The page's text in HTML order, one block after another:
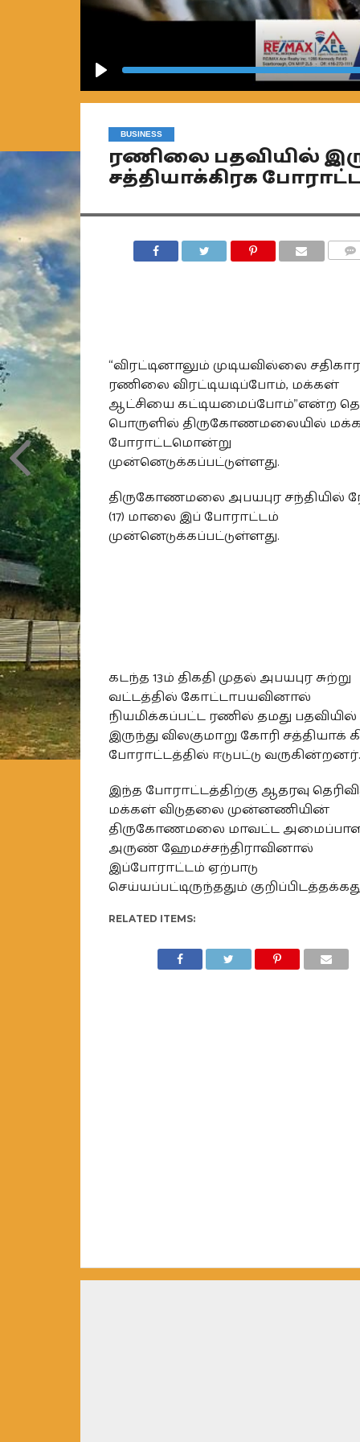
BUSINESS
ரணிலை பதவியில்
சத்தியாக்கிரக
“விரட்டினாலும் முடியவில்லை சதிகார
ரணிலை விரட்டியடிப்போம், மக்கள்
ஆட்சியை கட்டியமைப்போம்”என்ற
பொருளில் திருகோணமலையில்
போராட்டமொன்று
முன்னெடுக்கப்பட்டுள்ளது.
திருகோணமலை அபயபுர சந்தியில்
(17) மாலை இப் போராட்டம்
முன்னெடுக்கப்பட்டுள்ளது.
கடந்த 13ம் திகதி முதல் அபயபுர சுற்று
வட்டத்தில் கோட்டாபயவினால்
நியமிக்கப்பட்ட ரணில் தமது பதவியில்
இருந்து விலகுமாறு கோரி சத்தியாக்
போராட்டத்தில் ஈடுபட்டு வருகின்றனர்.
இந்த போராட்டத்திற்கு ஆதரவு
மக்கள் விடுதலை முன்னணியின்
திருகோணமலை மாவட்ட
அருண் ஹேமச்சந்திராவினால்
இப்போராட்டம் ஏற்பாடு
செய்யப்பட்டிருந்ததும்
RELATED ITEMS: